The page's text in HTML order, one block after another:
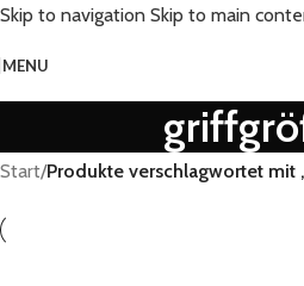
Skip to navigation Skip to main
MENU
Start/Produkte verschlagwortet mit